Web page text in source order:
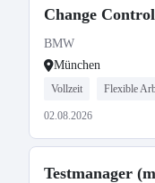
Change
(w/m/x)
BMW
München
Vollzeit Flexible
02.08.2026
Testmanager